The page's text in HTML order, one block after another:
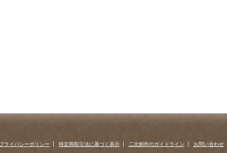
ライバシーポリシー 特定商取引法に基づく表示 二次創作のガイドライン お問い合わせ